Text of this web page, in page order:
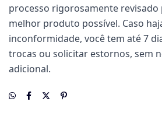
processo rigorosamente
melhor produto possível. Caso
inconformidade, você tem até 7
trocas ou solicitar estornos, sem
adicional.